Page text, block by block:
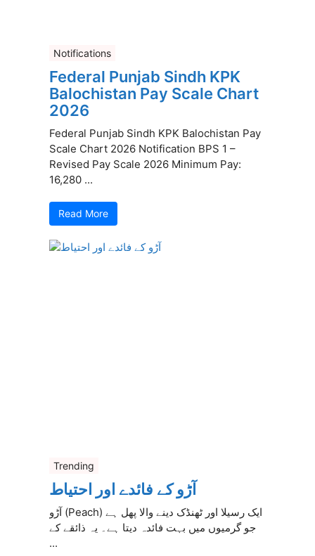
Notifications
Federal Punjab Sindh KPK
Balochistan Pay Scale Chart
2026
Federal Punjab Sindh KPK Balochistan Pay
Scale Chart 2026 Notification BPS 1 –
Revised Pay Scale 2026 Minimum Pay:
16,280 ...
Read More
Trending
آڑو کے فائدے اور احتیاط
آڑو (Peach) ایک رسیلا اور ٹھنڈک دینے والا پھل ہے
جو گرمیوں میں بہت فائدہ دیتا ہے۔ یہ ذائقے کے
...